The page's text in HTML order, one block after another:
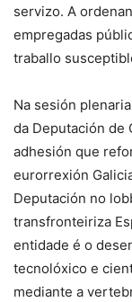
servizo. A
empregadas
traballo
Na sesión
da Deputación de
adhesión que
eurorrexión
Deputación no
transfronteiriza
entidade é o
tecnolóxico e
mediante a